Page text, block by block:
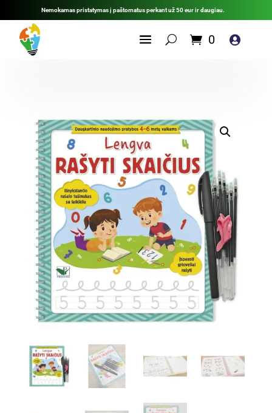
Nemokamas pristatymas į paštomatus perkant už 50 eur ir daugiau.
0 